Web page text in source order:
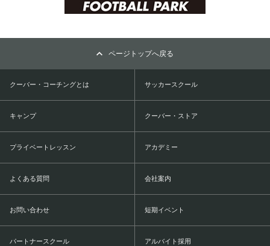
ページトップへ戻る
クーバー・コーチングとは サッカースクール
キャンプ クーバー・ストア
プライベートレッスン アカデミー
よくある質問 会社案内
お問い合わせ 短期イベント
パートナースクール アルバイト採用